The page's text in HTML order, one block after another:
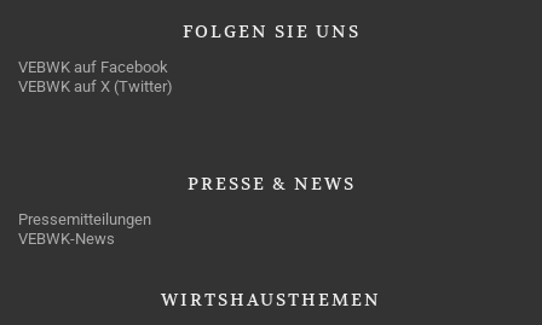
FOLGEN SIE UNS
VEBWK auf Facebook
VEBWK auf X (Twitter)
PRESSE & NEWS
Pressemitteilungen
VEBWK-News
WIRTSHAUSTHEMEN